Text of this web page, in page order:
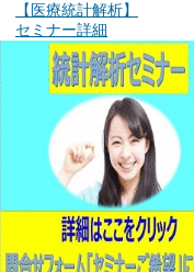
【医療統計解析】
セミナー詳細